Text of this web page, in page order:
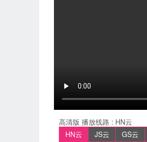
高清版 播放线路 : HN云
HN云
JS云 GS云